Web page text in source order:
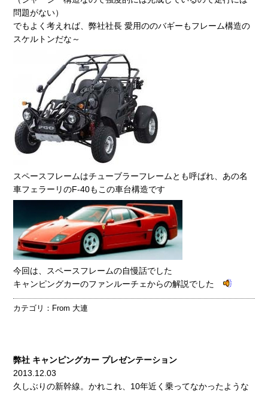
問題がない）
でもよく考えれば、弊社社長 愛用ののバギーもフレーム構造の
スケルトンだな～
スペースフレームはチューブラーフレームとも呼ばれ、あの名
車フェラーリのF-40もこの車台構造です
今回は、スペースフレームの自慢話でした
キャンピングカーのファンルーチェからの解説でした
カテゴリ： From 大連
弊社 キャンピングカー プレゼンテーション
2013.12.03
久しぶりの新幹線。かれこれ、10年近く乗ってなかったような